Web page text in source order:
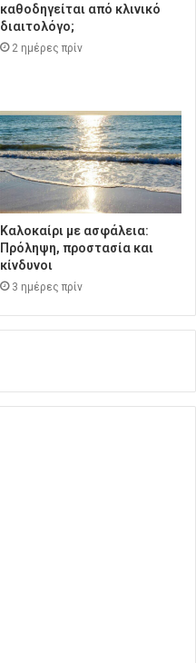
καθοδηγείται από κλινικό
διαιτολόγο;
2 ημέρες πρίν
Καλοκαίρι με ασφάλεια:
Πρόληψη, προστασία και
κίνδυνοι
3 ημέρες πρίν